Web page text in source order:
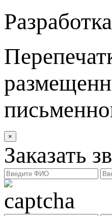
×
Заказать